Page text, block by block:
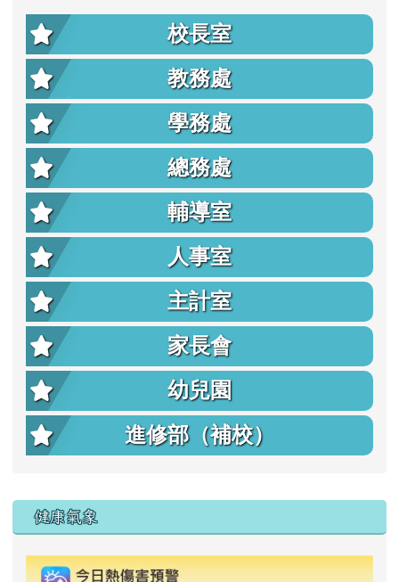
校長室
教務處
學務處
總務處
輔導室
人事室
主計室
家長會
幼兒園
進修部（補校）
右邊區域內容
健康氣象